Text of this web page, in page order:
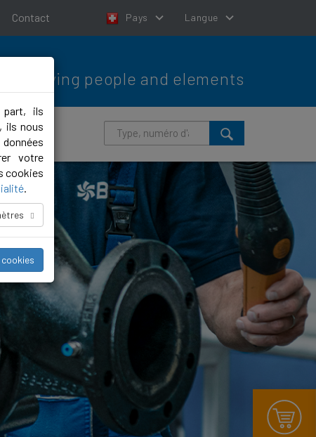
Pays Langue
Contact
Moving people and elements
part, ils
ils nous
votre
cookies
.